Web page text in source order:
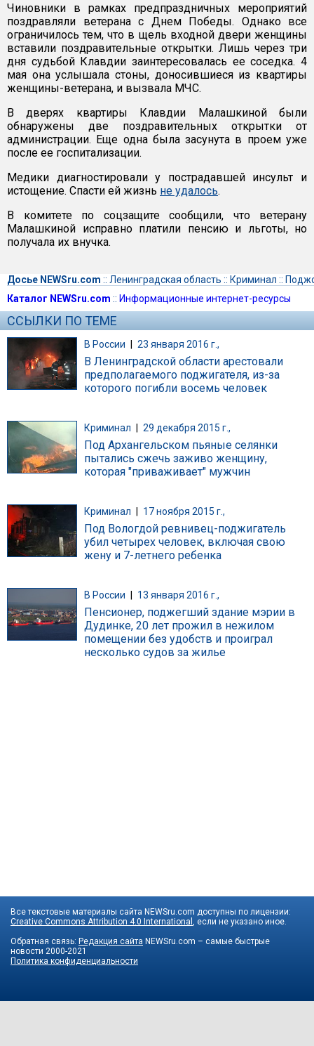
Чиновники в рамках предпраздничных мероприятий
поздравляли ветерана с Днем Победы. Однако все
ограничилось тем, что в щель входной двери женщины
вставили поздравительные открытки. Лишь через три
дня судьбой Клавдии заинтересовалась ее соседка. 4
мая она услышала стоны, доносившиеся из квартиры
женщины-ветерана, и вызвала МЧС.
В дверях квартиры Клавдии Малашкиной были
обнаружены две поздравительных открытки от
администрации. Еще одна была засунута в проем уже
после ее госпитализации.
Медики диагностировали у пострадавшей инсульт и
истощение. Спасти ей жизнь не удалось.
В комитете по соцзащите сообщили, что ветерану
Малашкиной исправно платили пенсию и льготы, но
получала их внучка.
Досье NEWSru.com :: Ленинградская область :: Криминал ::
Каталог NEWSru.com :: Информационные интернет-ресурсы
ССЫЛКИ ПО ТЕМЕ
В России | 23 января 2016 г.,
В Ленинградской области арестовали
предполагаемого поджигателя, из-за
которого погибли восемь человек
Криминал 29 декабря 2015 г.,
Под Архангельском пьяные селянки
пытались сжечь заживо женщину,
которая "приваживает" мужчин
Криминал 17 ноября 2015 г.,
Под Вологдой ревнивец-поджигатель
убил четырех человек, включая свою
жену и 7-летнего ребенка
В России 13 января 2016 г.,
Пенсионер, поджегший здание мэрии в
Дудинке, 20 лет прожил в нежилом
помещении без удобств и проиграл
несколько судов за жилье
Все текстовые материалы сайта NEWSru.com доступны по лицензии:
Creative Commons Attribution 4.0 International
, если не указано иное.
Обратная связь: Редакция сайта NEWSru.com – самые быстрые
новости 2000-2021
Политика конфиденциальности